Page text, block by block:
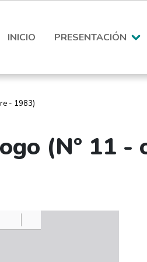
INICIO PRESENTACIÓN
- 1983)
(Nº 11 -